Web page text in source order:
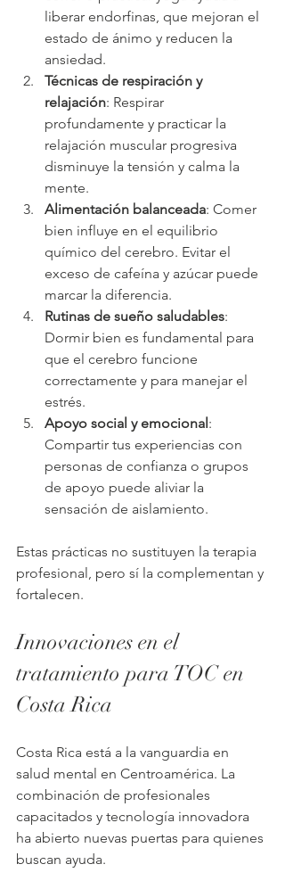
liberar endorfinas, que mejoran el
estado de ánimo y reducen la
ansiedad.
Técnicas de respiración y
relajación: Respirar
profundamente y practicar la
relajación muscular progresiva
disminuye la tensión y calma la
mente.
Alimentación balanceada: Comer
bien influye en el equilibrio
químico del cerebro. Evitar el
exceso de cafeína y azúcar puede
marcar la diferencia.
Rutinas de sueño saludables:
Dormir bien es fundamental para
que el cerebro funcione
correctamente y para manejar el
estrés.
Apoyo social y emocional:
Compartir tus experiencias con
personas de confianza o grupos
de apoyo puede aliviar la
sensación de aislamiento.
Estas prácticas no sustituyen la terapia
profesional, pero sí la complementan y
fortalecen.
Innovaciones en el
tratamiento para TOC en
Costa Rica
Costa Rica está a la vanguardia en
salud mental en Centroamérica. La
combinación de profesionales
capacitados y tecnología innovadora
ha abierto nuevas puertas para quienes
buscan ayuda.